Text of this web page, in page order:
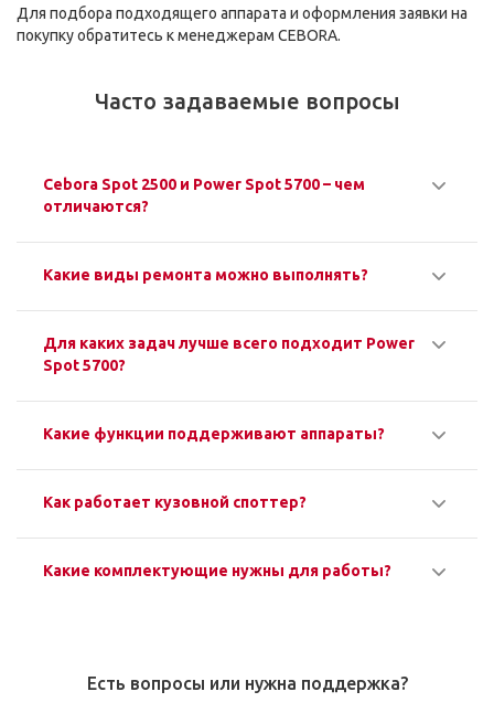
Для подбора подходящего аппарата и оформления заявки на
покупку обратитесь к менеджерам CEBORA.
Часто задаваемые вопросы
Cebora Spot 2500 и Power Spot 5700 – чем
отличаются?
Какие виды ремонта можно выполнять?
Для каких задач лучше всего подходит Power
Spot 5700?
Какие функции поддерживают аппараты?
Как работает кузовной споттер?
Какие комплектующие нужны для работы?
Есть вопросы или нужна поддержка?